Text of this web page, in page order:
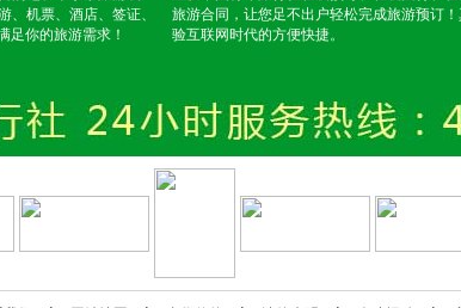
好的路面，晚上的一场暴雨，路可能就被冲断，这二天可能就无路可
、老实、热情好客，在稻城旅游是非常安全的，途中藏民都会向你挥
8辆车都停下来，会为一辆并不认识的师傅修车。
些在内地不值钱的东西在稻城都是无价之宝，特别对于那些上学孩子;
卡稻城有农行和建行，取钱也没问题，带上农行的卡最好。但稻城由
、机票、酒店、签证、
你的旅游需求！
旅游合同，让您足不出户轻松完成旅游预订
验互联网时代的方便快捷。